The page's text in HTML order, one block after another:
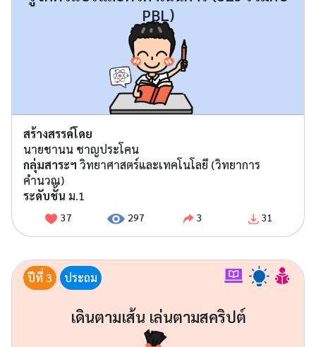
PBL)
สร้างสรรค์โดย
นายชานน ชาญประโคน
กลุ่มสาระฯ วิทยาศาสตร์และเทคโนโลยี (วิทยาการ
คำนวณ)
ระดับชั้น ม.1
37 297 3 31
ปีที่ 3 ประถม
เดินตามเส้น เล่นตามสคริปต์